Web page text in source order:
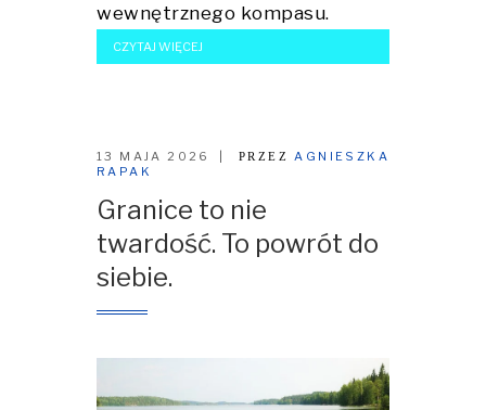
wewnętrznego kompasu.
CZYTAJ WIĘCEJ
13 MAJA 2026 PRZEZ
AGNIESZKA
RAPAK
Granice to nie
twardość. To powrót do
siebie.